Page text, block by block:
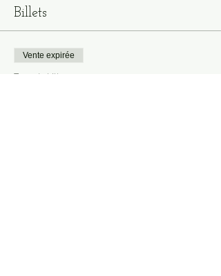
Billets
Vente expirée
Type de billet